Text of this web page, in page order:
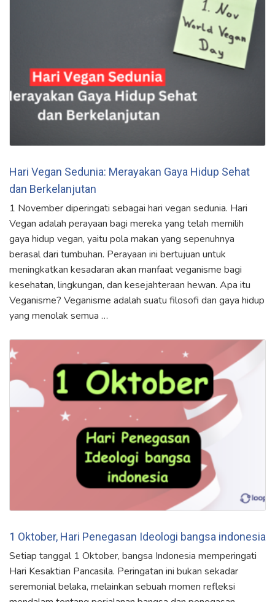
Hari Vegan Sedunia: Merayakan Gaya Hidup Sehat
dan Berkelanjutan
1 November diperingati sebagai hari vegan sedunia. Hari
Vegan adalah perayaan bagi mereka yang telah memilih
gaya hidup vegan, yaitu pola makan yang sepenuhnya
berasal dari tumbuhan. Perayaan ini bertujuan untuk
meningkatkan kesadaran akan manfaat veganisme bagi
kesehatan, lingkungan, dan kesejahteraan hewan. Apa itu
Veganisme? Veganisme adalah suatu filosofi dan gaya hidup
yang menolak semua …
1 Oktober, Hari Penegasan Ideologi bangsa indonesia
Setiap tanggal 1 Oktober, bangsa Indonesia memperingati
Hari Kesaktian Pancasila. Peringatan ini bukan sekadar
seremonial belaka, melainkan sebuah momen refleksi